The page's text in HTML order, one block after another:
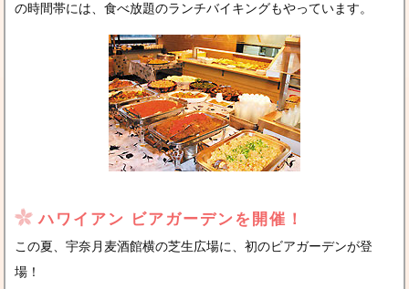
の時間帯には、食べ放題のランチバイキングもやっています。
ハワイアン ビアガーデンを開催！
この夏、宇奈月麦酒館横の芝生広場に、初のビアガーデンが登
場！